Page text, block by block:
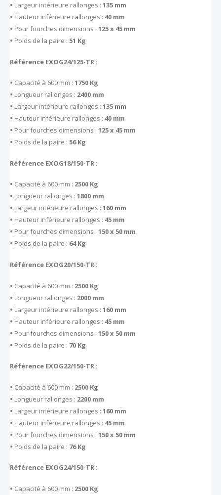
• Largeur intérieure rallonges : 135 mm
• Hauteur inférieure rallonges : 40 mm
• Pour fourches dimensions : 125 x 45 mm
• Poids de la paire : 51 Kg
Référence EXOG24/125-TR :
• Capacité à 600 mm : 1750 Kg
• Longueur rallonges : 2400 mm
• Largeur intérieure rallonges : 135 mm
• Hauteur inférieure rallonges : 40 mm
• Pour fourches dimensions : 125 x 45 mm
• Poids de la paire : 56 Kg
Référence EXOG18/150-TR :
• Capacité à 600 mm : 2500 Kg
• Longueur rallonges : 1800 mm
• Largeur intérieure rallonges : 160 mm
• Hauteur inférieure rallonges : 45 mm
• Pour fourches dimensions : 150 x 50 mm
• Poids de la paire : 64 Kg
Référence EXOG20/150-TR :
• Capacité à 600 mm : 2500 Kg
• Longueur rallonges : 2000 mm
• Largeur intérieure rallonges : 160 mm
• Hauteur inférieure rallonges : 45 mm
• Pour fourches dimensions : 150 x 50 mm
• Poids de la paire : 70 Kg
Référence EXOG22/150-TR :
• Capacité à 600 mm : 2500 Kg
• Longueur rallonges : 2200 mm
• Largeur intérieure rallonges : 160 mm
• Hauteur inférieure rallonges : 45 mm
• Pour fourches dimensions : 150 x 50 mm
• Poids de la paire : 76 Kg
Référence EXOG24/150-TR :
• Capacité à 600 mm : 2500 Kg